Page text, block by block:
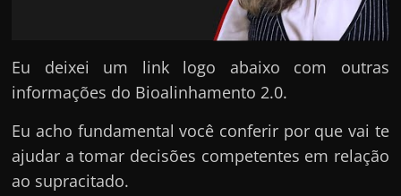
n
a
n
t
e
Eu deixei um link logo abaixo com outras
informações do Bioalinhamento 2.0.
Eu acho fundamental você conferir por que vai te
ajudar a tomar decisões competentes em relação
ao supracitado.